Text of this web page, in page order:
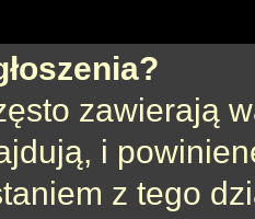
zawierają
i
z tego